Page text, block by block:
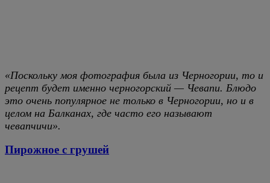
«Поскольку моя фотография была из Черногории, то и
рецепт будет именно черногорский — Чевапи. Блюдо
это очень популярное не только в Черногории, но и в
целом на Балканах, где часто его называют
чевапчичи».
Пирожное с грушей